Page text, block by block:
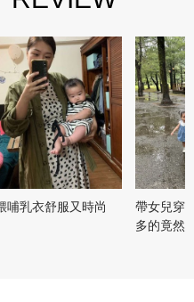
哺乳衣舒服又時尚
帶女兒穿
多的竟然